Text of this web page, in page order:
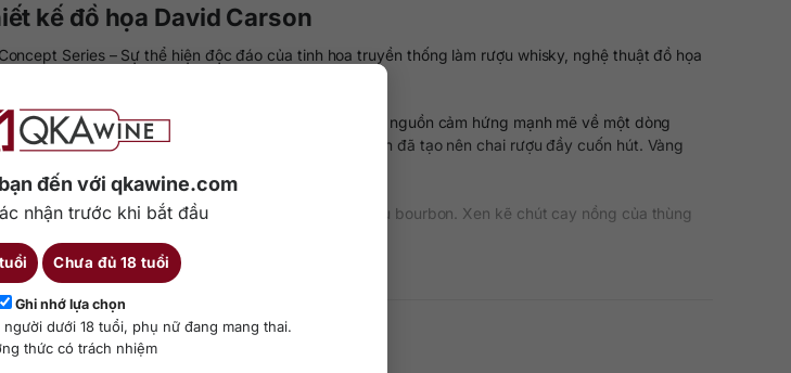
đến với qkawine.com
nhận trước khi bắt đầu
Chưa đủ 18 tuổi
Ghi nhớ lựa chọn
dưới 18 tuổi, phụ nữ đang mang thai.
thức có trách nhiệm
kế đồ họa David Carson
Series – Sự thể hiện độc đáo của tinh hoa truyền thống làm rượu whisky, nghệ thuật đồ họa
nổi danh David Carson. Mang đến cho người dùng nguồn cảm hứng mạnh mẽ về một dòng
– nhà làm rượu của The Macallan và David Carson đã tạo nên chai rượu đầy cuốn hút. Vàng
con số 8 may mắn trên thân chai rượu.
lần đầu và sự ngọt ngào của những thùng ủ rượu bourbon. Xen kẽ chút cay nồng của thùng
Chi tiết